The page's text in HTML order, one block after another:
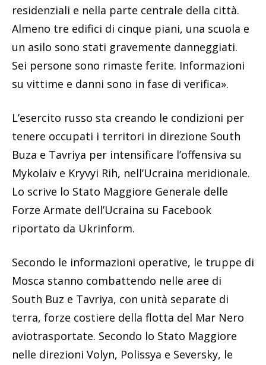
residenziali e nella parte centrale della città.
Almeno tre edifici di cinque piani, una scuola e
un asilo sono stati gravemente danneggiati.
Sei persone sono rimaste ferite. Informazioni
su vittime e danni sono in fase di verifica».
L’esercito russo sta creando le condizioni per
tenere occupati i territori in direzione South
Buza e Tavriya per intensificare l’offensiva su
Mykolaiv e Kryvyi Rih, nell’Ucraina meridionale.
Lo scrive lo Stato Maggiore Generale delle
Forze Armate dell’Ucraina su Facebook
riportato da Ukrinform.
Secondo le informazioni operative, le truppe di
Mosca stanno combattendo nelle aree di
South Buz e Tavriya, con unità separate di
terra, forze costiere della flotta del Mar Nero
aviotrasportate. Secondo lo Stato Maggiore
nelle direzioni Volyn, Polissya e Seversky, le